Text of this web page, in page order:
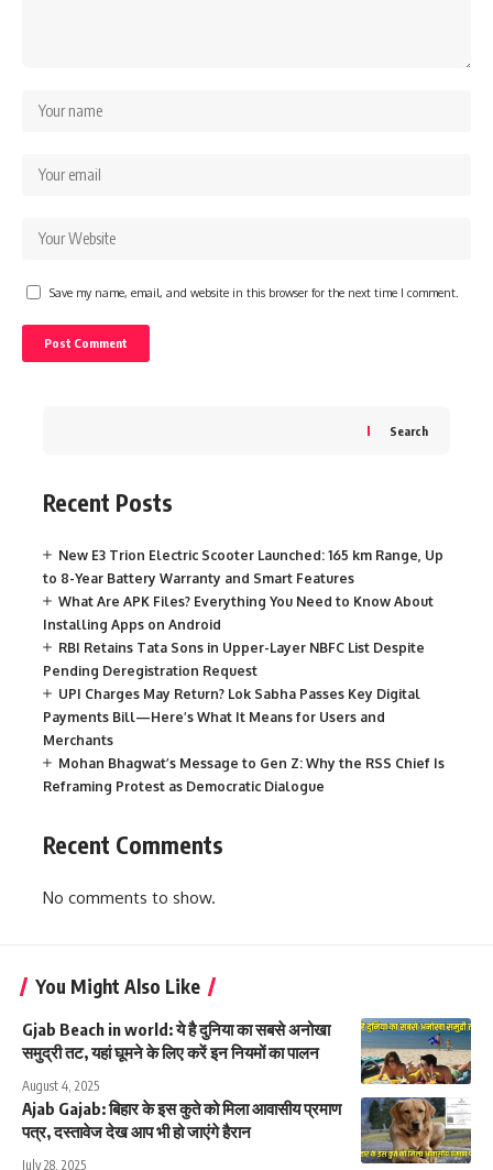
Save my name, email, and website in this browser for the next time I comment.
Search
Recent Posts
New E3 Trion Electric Scooter Launched: 165 km Range, Up
to 8-Year Battery Warranty and Smart Features
What Are APK Files? Everything You Need to Know About
Installing Apps on Android
RBI Retains Tata Sons in Upper-Layer NBFC List Despite
Pending Deregistration Request
UPI Charges May Return? Lok Sabha Passes Key Digital
Payments Bill—Here’s What It Means for Users and
Merchants
Mohan Bhagwat’s Message to Gen Z: Why the RSS Chief Is
Reframing Protest as Democratic Dialogue
Recent Comments
No comments to show.
You Might Also Like
Gjab Beach in world: ये है दुनिया का सबसे अनोखा
समुद्री तट, यहां घूमने के लिए करें इन नियमों का पालन
August 4, 2025
Ajab Gajab: बिहार के इस कुते को मिला आवासीय प्रमाण
पत्र, दस्तावेज देख आप भी हो जाएंगे हैरान
July 28, 2025